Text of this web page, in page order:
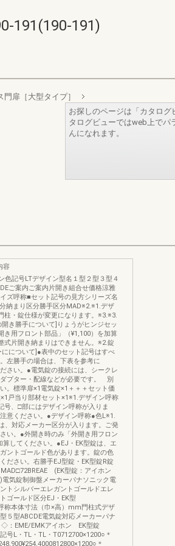
191(190-191)
扉［大型タイプ］
お探しのページは「カタログ
タログビューではweb上でパ
んになれます。
容
色記号LTデザイン型名１型２型３型４
ご案内ご案内片開き組合せ価格涼雅
ズ呼称■セット記号の見方シリーズ名
納まり区分勝手区分MAD※2.※1.デザ
柱・錠仕様が変更になります。※3.※3.
き勝手について]りょうがヒンジセッ
き用フロント部品」（¥1,100）を加算
式片開き納まりはできません。※2.錠
について]●表中のセット記号はすべ
。左勝手の場合は、下表を参考に
さい。●電気錠の接続には、シークレ
プター・配線などが必要です。 別
。標準扉×1電気錠×1＋＋＋セット価
戸当り部材セット×1※1.デザイン呼称
号、□部にはデザイン呼称が入りま
意ください。●デザイン呼称●色L※1.
対応メーカー区分が入ります。ご発
い。●外開き時のみ「外開き用フロン
算してください。●EJ・EK型錠は、エ
ントゴールド色があります。錠の色
ださい。右勝手EJ型錠・EK型錠R錠
(EK型錠：アイホン
気錠制御盤メーカーパナソニック電
トシルバーエレガントゴールドエレ
ゴールド区分EJ・EK型
称本体寸法（巾×高）mm門柱式デザ
５型ABCDE電気錠対応メーカーパナ
：EME/EMKアイホン EK型錠
L・TL・TL・T0712700×1200○＊
＊